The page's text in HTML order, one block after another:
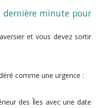
dernière minute pour
et vous devez sortir
comme une urgence :
des Îles avec une date